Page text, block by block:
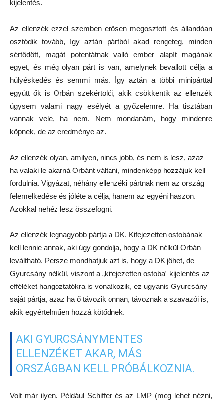
kijelentés.
Az ellenzék ezzel szemben erősen megosztott, és állandóan
osztódik tovább, így aztán pártból akad rengeteg, minden
sértődött, magát potentátnak valló ember alapít magának
egyet, és még olyan párt is van, amelynek bevallott célja a
hülyéskedés és semmi más. Így aztán a többi minipárttal
együtt ők is Orbán szekértolói, akik csökkentik az ellenzék
úgysem valami nagy esélyét a győzelemre. Ha tisztában
vannak vele, ha nem. Nem mondanám, hogy mindenre
köpnek, de az eredménye az.
Az ellenzék olyan, amilyen, nincs jobb, és nem is lesz, azaz
ha valaki le akarná Orbánt váltani, mindenképp hozzájuk kell
fordulnia. Vigyázat, néhány ellenzéki pártnak nem az ország
felemelkedése és jóléte a célja, hanem az egyéni haszon.
Azokkal nehéz lesz összefogni.
Az ellenzék legnagyobb pártja a DK. Kifejezetten ostobának
kell lennie annak, aki úgy gondolja, hogy a DK nélkül Orbán
leváltható. Persze mondhatjuk azt is, hogy a DK jöhet, de
Gyurcsány nélkül, viszont a „kifejezetten ostoba” kijelentés az
efféléket hangoztatókra is vonatkozik, ez ugyanis Gyurcsány
saját pártja, azaz ha ő távozik onnan, távoznak a szavazói is,
akik egyértelműen hozzá kötődnek.
AKI GYURCSÁNYMENTES
ELLENZÉKET AKAR, MÁS
ORSZÁGBAN KELL PRÓBÁLKOZNIA.
Volt már ilyen. Például Schiffer és az LMP (meg lehet nézni,